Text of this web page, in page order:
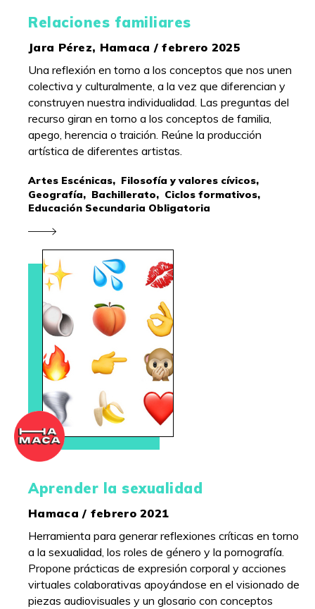
Relaciones familiares
Jara Pérez, Hamaca / febrero 2025
Una reflexión en torno a los conceptos que nos unen
colectiva y culturalmente, a la vez que diferencian y
construyen nuestra individualidad. Las preguntas del
recurso giran en torno a los conceptos de familia,
apego, herencia o traición. Reúne la producción
artística de diferentes artistas.
Artes Escénicas, Filosofía y valores cívicos,
Geografía, Bachillerato, Ciclos formativos,
Educación Secundaria Obligatoria
Aprender la sexualidad
Hamaca / febrero 2021
Herramienta para generar reflexiones críticas en torno
a la sexualidad, los roles de género y la pornografía.
Propone prácticas de expresión corporal y acciones
virtuales colaborativas apoyándose en el visionado de
piezas audiovisuales y un glosario con conceptos